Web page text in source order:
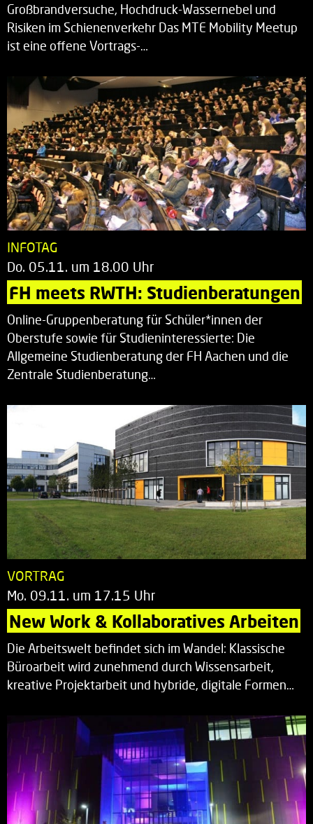
Großbrandversuche, Hochdruck-Wassernebel und
Risiken im Schienenverkehr Das MTE Mobility Meetup
ist eine offene Vortrags-…
INFOTAG
Do. 05.11. um 18.00 Uhr
FH meets RWTH: Studienberatungen
Online-Gruppenberatung für Schüler*innen der
Oberstufe sowie für Studieninteressierte: Die
Allgemeine Studienberatung der FH Aachen und die
Zentrale Studienberatung…
VORTRAG
Mo. 09.11. um 17.15 Uhr
New Work & Kollaboratives Arbeiten
Die Arbeitswelt befindet sich im Wandel: Klassische
Büroarbeit wird zunehmend durch Wissensarbeit,
kreative Projektarbeit und hybride, digitale Formen…